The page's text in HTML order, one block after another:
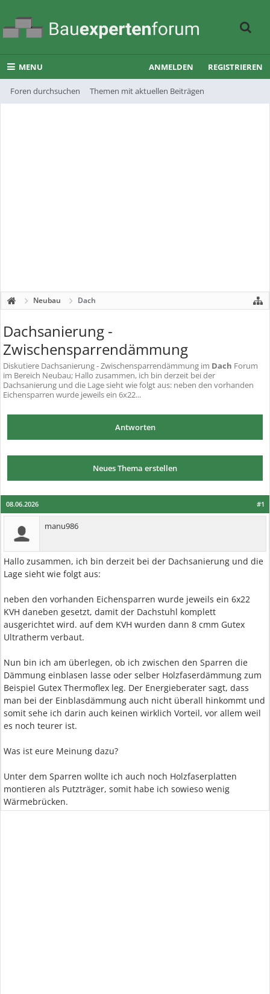
MENU
Foren durchsuchen Themen mit aktuellen Beiträgen
ANMELDEN REGISTRIEREN
Neubau Dach
Dachsanierung -
Zwischensparrendämmung
Diskutiere Dachsanierung - Zwischensparrendämmung im Dach Forum
im Bereich Neubau; Hallo zusammen, ich bin derzeit bei der
Dachsanierung und die Lage sieht wie folgt aus: neben den vorhanden
Eichensparren wurde jeweils ein 6x22...
Antworten
Neues Thema erstellen
#1
08.06.2026
manu986
Hallo zusammen, ich bin derzeit bei der Dachsanierung und die
Lage sieht wie folgt aus:
neben den vorhanden Eichensparren wurde jeweils ein 6x22
KVH daneben gesetzt, damit der Dachstuhl komplett
ausgerichtet wird. auf dem KVH wurden dann 8 cmm Gutex
Ultratherm verbaut.
Nun bin ich am überlegen, ob ich zwischen den Sparren die
Dämmung einblasen lasse oder selber Holzfaserdämmung zum
Beispiel Gutex Thermoflex leg. Der Energieberater sagt, dass
man bei der Einblasdämmung auch nicht überall hinkommt und
somit sehe ich darin auch keinen wirklich Vorteil, vor allem weil
es noch teurer ist.
Was ist eure Meinung dazu?
Unter dem Sparren wollte ich auch noch Holzfaserplatten
montieren als Putzträger, somit habe ich sowieso wenig
Wärmebrücken.